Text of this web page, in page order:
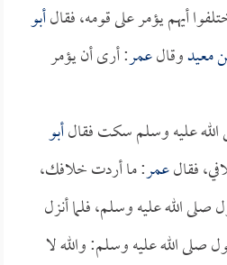
أيهم يؤمر على قومه، فقالأبو
معيدوقالعمر: أرى أن يؤمر
عليه وسلم سكت فقالأبو
فقالعمر: ما أردت خلافك،
الله عليه وسلم، فلما أنزل
صلى الله عليه وسلم: والله لا